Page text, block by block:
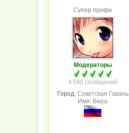
Супер профи
Модераторы
4 590 сообщений
Город: Советская Гавань
Имя: Вера